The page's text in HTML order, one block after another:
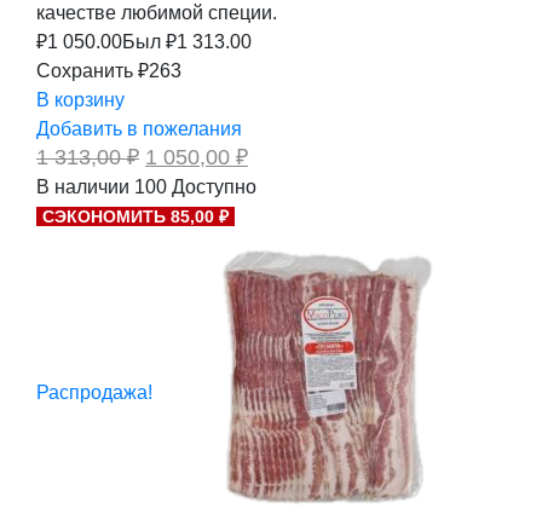
качестве любимой специи.
₽1 050.00Был ₽1 313.00
Сохранить ₽263
В корзину
Добавить в пожелания
1 313,00₽ Первоначальная
цена
составляла
1
1 050,00 ₽Текущая
цена:
1
В наличии 100 Доступно
СЭКОНОМИТЬ 85,00 ₽
Распродажа!